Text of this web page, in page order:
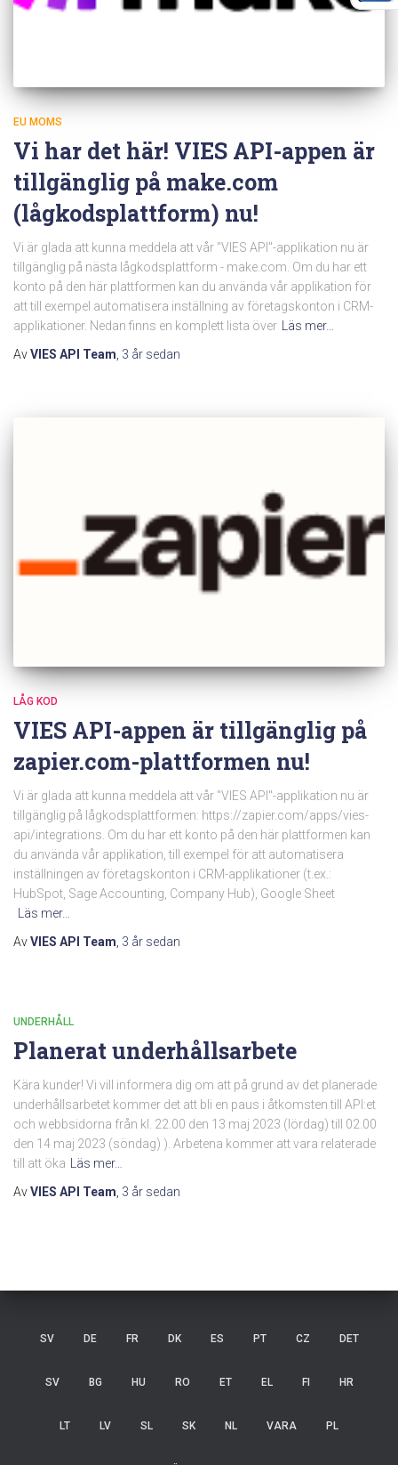
EU MOMS
Vi har det här! VIES API-appen är
tillgänglig på make.com
(lågkodsplattform) nu!
Vi är glada att kunna meddela att vår "VIES API"-applikation nu är
tillgänglig på nästa lågkodsplattform - make.com. Om du har ett
konto på den här plattformen kan du använda vår applikation för
att till exempel automatisera inställning av företagskonton i CRM-
applikationer. Nedan finns en komplett lista över Läs mer…
AvVIES API Team, 3 år sedan
LÅG KOD
VIES API-appen är tillgänglig på
zapier.com-plattformen nu!
Vi är glada att kunna meddela att vår "VIES API"-applikation nu är
tillgänglig på lågkodsplattformen: https://zapier.com/apps/vies-
api/integrations. Om du har ett konto på den här plattformen kan
du använda vår applikation, till exempel för att automatisera
inställningen av företagskonton i CRM-applikationer (t.ex.:
HubSpot, Sage Accounting, Company Hub), Google Sheet
Läs mer…
AvVIES API Team 3 år sedan
UNDERHÅLL
Planerat underhållsarbete
Kära kunder! Vi vill informera dig om att på grund av det planerade
underhållsarbetet kommer det att bli en paus i åtkomsten till API:et
och webbsidorna från kl. 22.00 den 13 maj 2023 (lördag) till 02.00
den 14 maj 2023 (söndag) ). Arbetena kommer att vara relaterade
till att öka
Läs mer…
AvVIES API Team 3 år sedan
SV DE FR DK ES PT CZ DET
SV BG HU RO ET EL FI HR
LT LV SL SK NL VARA PL